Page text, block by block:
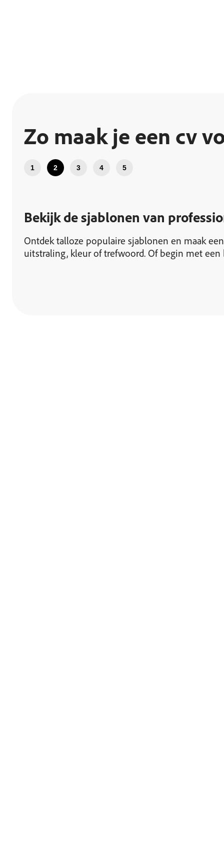
Zo maak je een cv
1 2 3 4 5
Bekijk de sjablonen van
Ontdek talloze populaire sjablonen en maak
uitstraling, kleur of trefwoord. Of begin met